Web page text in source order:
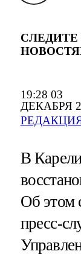
19:28 03
ДЕКАБРЯ
СЛЕДИТЕ
В
Об этом
пресс-